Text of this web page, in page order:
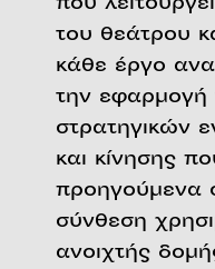
του θεάτρου
κάθε έργο
την
στρατηγικών
και κίνησης
προηγούμενα
σύνθεση
ανοιχτής